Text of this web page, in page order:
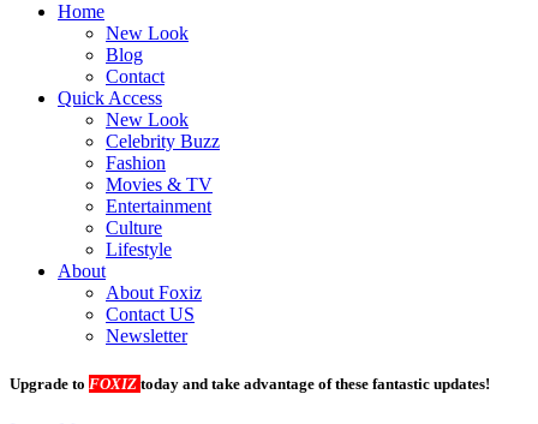
Home
New Look
Blog
Contact
Quick Access
New Look
Celebrity Buzz
Fashion
Movies & TV
Entertainment
Culture
Lifestyle
About
About Foxiz
Contact US
Newsletter
Upgrade to FOXIZ today and take advantage of these fantastic updates!